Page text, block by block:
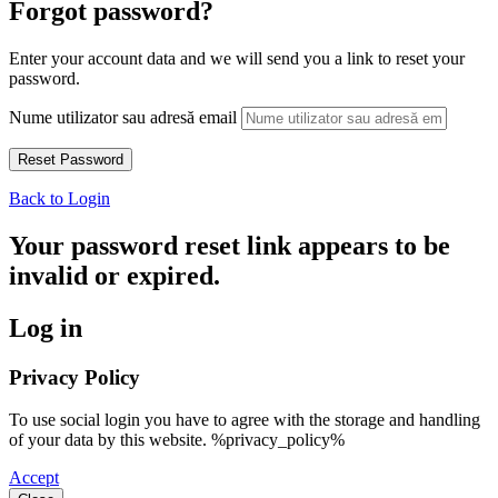
Forgot password?
Enter your account data and we will send you a link to reset your
password.
Nume utilizator sau adresă email
Back to Login
Your password reset link appears to be
invalid or expired.
Log in
Privacy Policy
To use social login you have to agree with the storage and handling
of your data by this website. %privacy_policy%
Accept